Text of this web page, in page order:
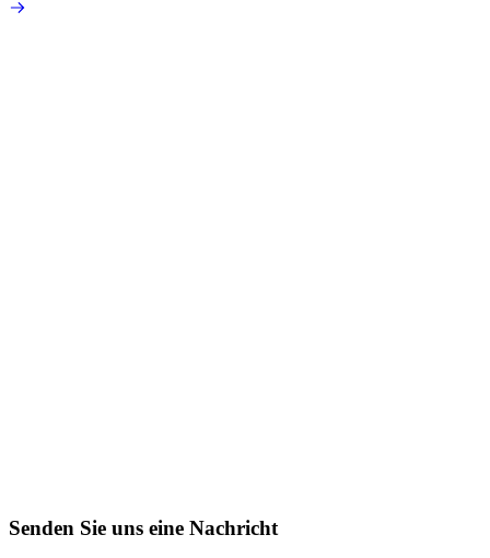
Senden Sie uns eine Nachricht